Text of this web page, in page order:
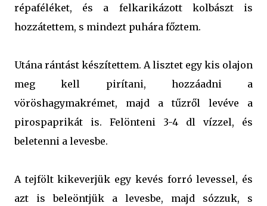
répaféléket, és a felkarikázott kolbászt is
hozzátettem, s mindezt puhára főztem.
Utána rántást készítettem. A lisztet egy kis olajon
meg kell pirítani, hozzáadni a
vöröshagymakrémet, majd a tűzről levéve a
pirospaprikát is. Felönteni 3-4 dl vízzel, és
beletenni a levesbe.
A tejfölt kikeverjük egy kevés forró levessel, és
azt is beleöntjük a levesbe, majd sózzuk, s